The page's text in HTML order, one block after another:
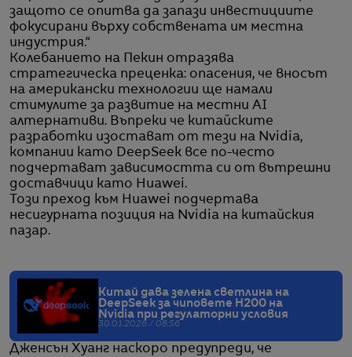
защото се опитва да запази инвестициите
фокусирани върху собствената им местна
индустрия.“
Колебанието на Пекин отразява
стратегическа преценка: опасения, че вносът
на американски технологии ще намали
стимулите за развитие на местни AI
алтернативи. Въпреки че китайските
разработки изостават от тези на Nvidia,
компании като DeepSeek все по-често
подчертават зависимостта си от вътрешни
доставчици като Huawei.
Този преход към Huawei подчертава
несигурната позиция на Nvidia на китайския
пазар.
Китай дава зелена светлина на
DeepSeek за чиповете H200 на
Nvidia при регулаторни условия
30.01.2026 / 08:56
Дженсън Хуанг наскоро предупреди, че